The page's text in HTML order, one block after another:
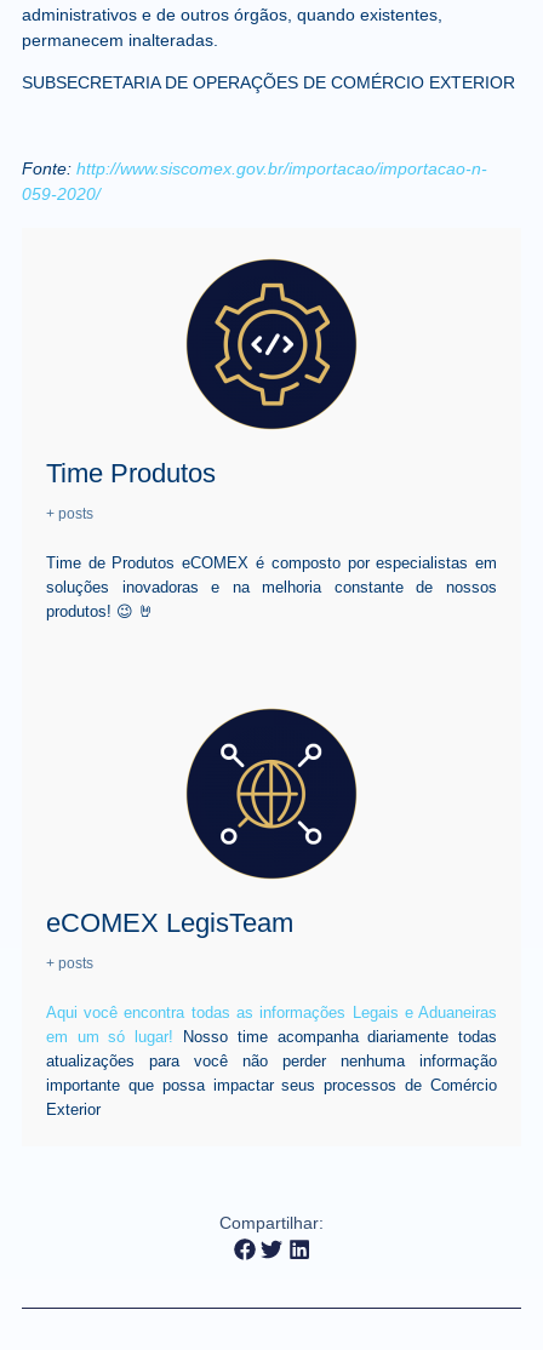
administrativos e de outros órgãos, quando existentes,
permanecem inalteradas.
SUBSECRETARIA DE OPERAÇÕES DE COMÉRCIO EXTERIOR
Fonte: http://www.siscomex.gov.br/importacao/importacao-n-
059-2020/
Time Produtos
+ posts
Time de Produtos eCOMEX é composto por especialistas em
soluções inovadoras e na melhoria constante de nossos
produtos! 😉 🤘
eCOMEX LegisTeam
+ posts
Aqui você encontra todas as informações Legais e Aduaneiras
em um só lugar! Nosso time acompanha diariamente todas
atualizações para você não perder nenhuma informação
importante que possa impactar seus processos de Comércio
Exterior
Compartilhar: